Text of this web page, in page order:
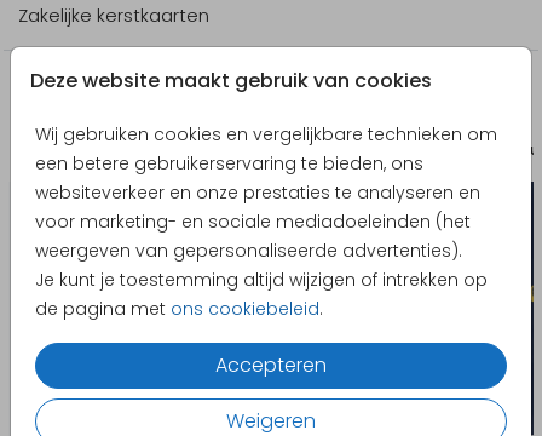
Deze website maakt gebruik van cookies
Wij gebruiken cookies en vergelijkbare technieken om
een betere gebruikerservaring te bieden, ons
websiteverkeer en onze prestaties te analyseren en
voor marketing- en sociale mediadoeleinden (het
weergeven van gepersonaliseerde advertenties).
Je kunt je toestemming altijd wijzigen of intrekken op
de pagina met ons cookiebeleid.
Accepteren
Weigeren
Zakelijke kerstkaarten
Producten die hierop lijken